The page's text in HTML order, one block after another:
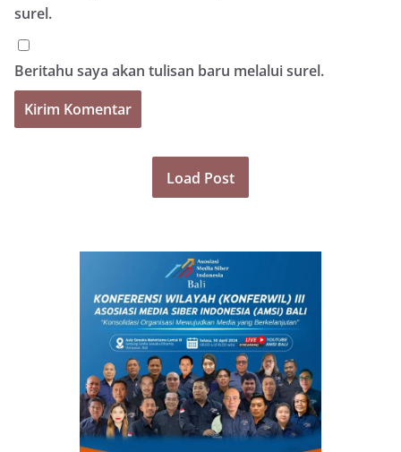
surel.
Beritahu saya akan tulisan baru melalui surel.
Load Post